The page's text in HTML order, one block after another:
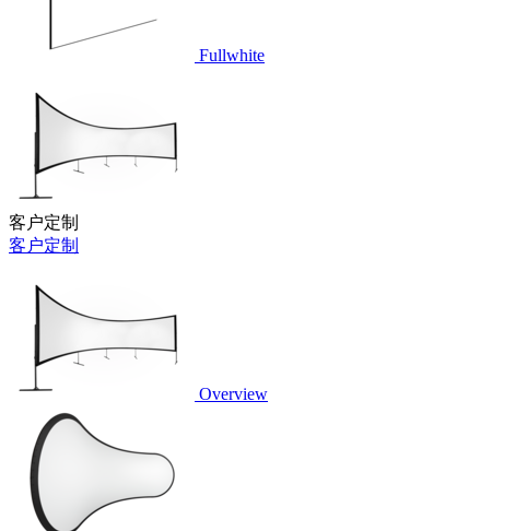
Fullwhite
客户定制
客户定制
Overview